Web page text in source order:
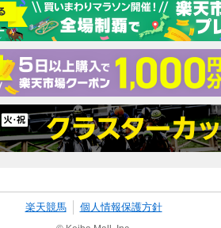
楽天競馬 個人情報保護方針